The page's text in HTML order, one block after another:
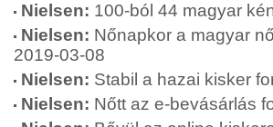
Nielsen: 100-ból 44 magyar
Nielsen: Nőnapkor a magyar
2019-03-08
Nielsen: Stabil a hazai kisker
Nielsen: Nőtt az e-bevásárlás